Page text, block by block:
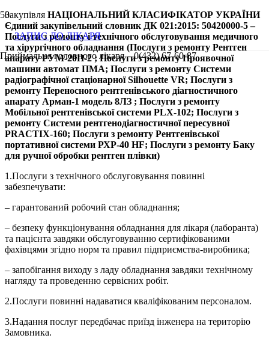
ЗАПИС ДО ЛІКАРЯ
Приймальня головного лікаря – 0(432) 67-60-87
Закупівля НАЦІОНАЛЬНИЙ КЛАСИФІКАТОР УКРАЇНИ
Єдиний закупівельний словник ДК 021:2015: 50420000-5 –
Послуги з ремонту і технічного обслуговування медичного
та хірургічного обладнання (Послуги з ремонту Рентген
апарату РУМ-20П-2 ; Послуги з ремонту Проявочної
машини автомат ПМА; Послуги з ремонту Системи
радіографічної стаціонарної Silhouette VR; Послуги з
ремонту Переносного рентгенівського діагностичного
апарату Арман-1 модель 8ЛЗ ; Послуги з ремонту
Мобільної рентгенівської системи PLX-102; Послуги з
ремонту Системи рентгенодіагностичної пересувної
PRACTIX-160; Послуги з ремонту Рентгенівської
портативної системи РХР-40 НF; Послуги з ремонту Баку
для ручної обробки рентген плівки)
1.Послуги з технічного обслуговування повинні
забезпечувати:
– гарантований робочий стан обладнання;
– безпеку функціонування обладнання для лікаря (лаборанта)
та пацієнта завдяки обслуговуванню сертифікованими
фахівцями згідно норм та правил підприємства-виробника;
– запобігання виходу з ладу обладнання завдяки технічному
нагляду та проведенню сервісних робіт.
2.Послуги повинні надаватися кваліфікованим персоналом.
3.Надання послуг передбачає приїзд інженера на територію
Замовника.